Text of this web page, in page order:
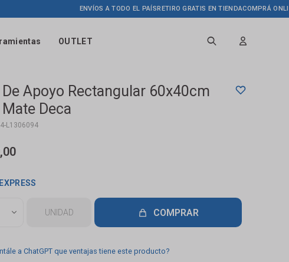
OUTLET
ENVÍOS A TODO EL PAÍSRETIRO GRATIS EN TIENDACOMPRÁ ONLINE
De Apoyo Rectangular 60x40cm
Deca
L1306094
UNIDAD COMPRAR
a ChatGPT que ventajas tiene este producto?